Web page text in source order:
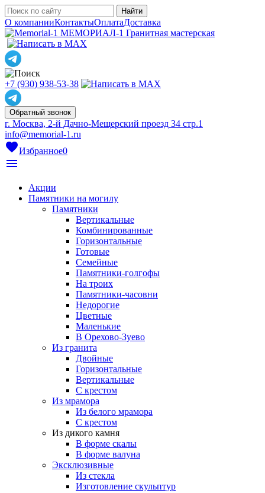
О компанииКонтактыОплатаДоставка
МЕМОРИАЛ-1 Гранитная мастерская
+7 (930) 938-53-38
Обратный звонок
г. Москва, 2-й Дачно-Мещерский проезд 34 стр.1
info@memorial-1.ru
favoriteИзбранное0
menu
Акции
Памятники на могилу
Памятники
Вертикальные
Комбинированные
Горизонтальные
Готовые
Семейные
Памятники-голгофы
На троих
Памятники-часовни
Недорогие
Цветные
Маленькие
В Орехово-Зуево
Из гранита
Двойные
Горизонтальные
Вертикальные
С крестом
Из мрамора
Из белого мрамора
С крестом
Из дикого камня
В форме скалы
В форме валуна
Эксклюзивные
Из стекла
Изготовление скульптур